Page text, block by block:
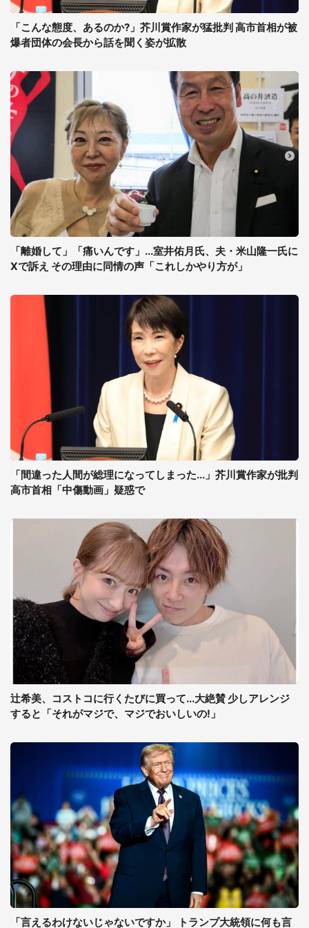
「こんな態度、あるのか?」芥川賞作家が猛批判 高市首相が被
爆者団体の会長から話を聞く姿が拡散
「離婚して」「痛いんです」...室井佑月氏、夫・米山隆一氏に
Xで訴え その理由に同情の声「これしかやり方が」
「間違った人間が総理になってしまった...」芥川賞作家が批判
高市首相「中傷動画」疑惑で
辻希美、コストコに行くたびに買って...大絶賛 少しアレンジ
すると「それがマジで、マジでおいしいの!」
「言えるわけないじゃないですか」 トランプ大統領に何も言